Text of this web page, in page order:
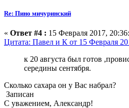
Re: Пино мичуринский
« Ответ #4 : 15 Февраля 2017,
Цитата: Павел и К от 15 Февраля
к 20 августа был готов
середины сентября.
Сколько сахара он у Вас набрал?
Записан
С уважением, Александр!